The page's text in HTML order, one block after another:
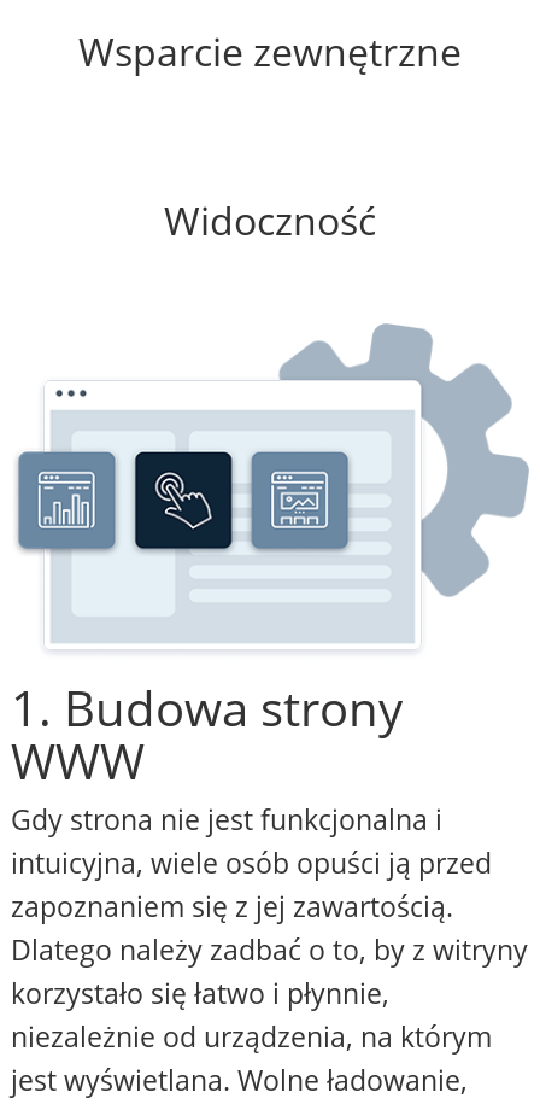
Wsparcie zewnętrzne
Widoczność
1. Budowa strony
WWW
Gdy strona nie jest funkcjonalna i
intuicyjna, wiele osób opuści ją przed
zapoznaniem się z jej zawartością.
Dlatego należy zadbać o to, by z witryny
korzystało się łatwo i płynnie,
niezależnie od urządzenia, na którym
jest wyświetlana. Wolne ładowanie,